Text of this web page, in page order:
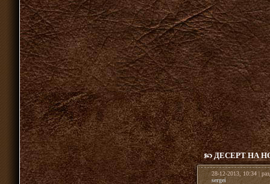
ДЕСЕРТ НА
28-12-2013, 10:34 |
sergei